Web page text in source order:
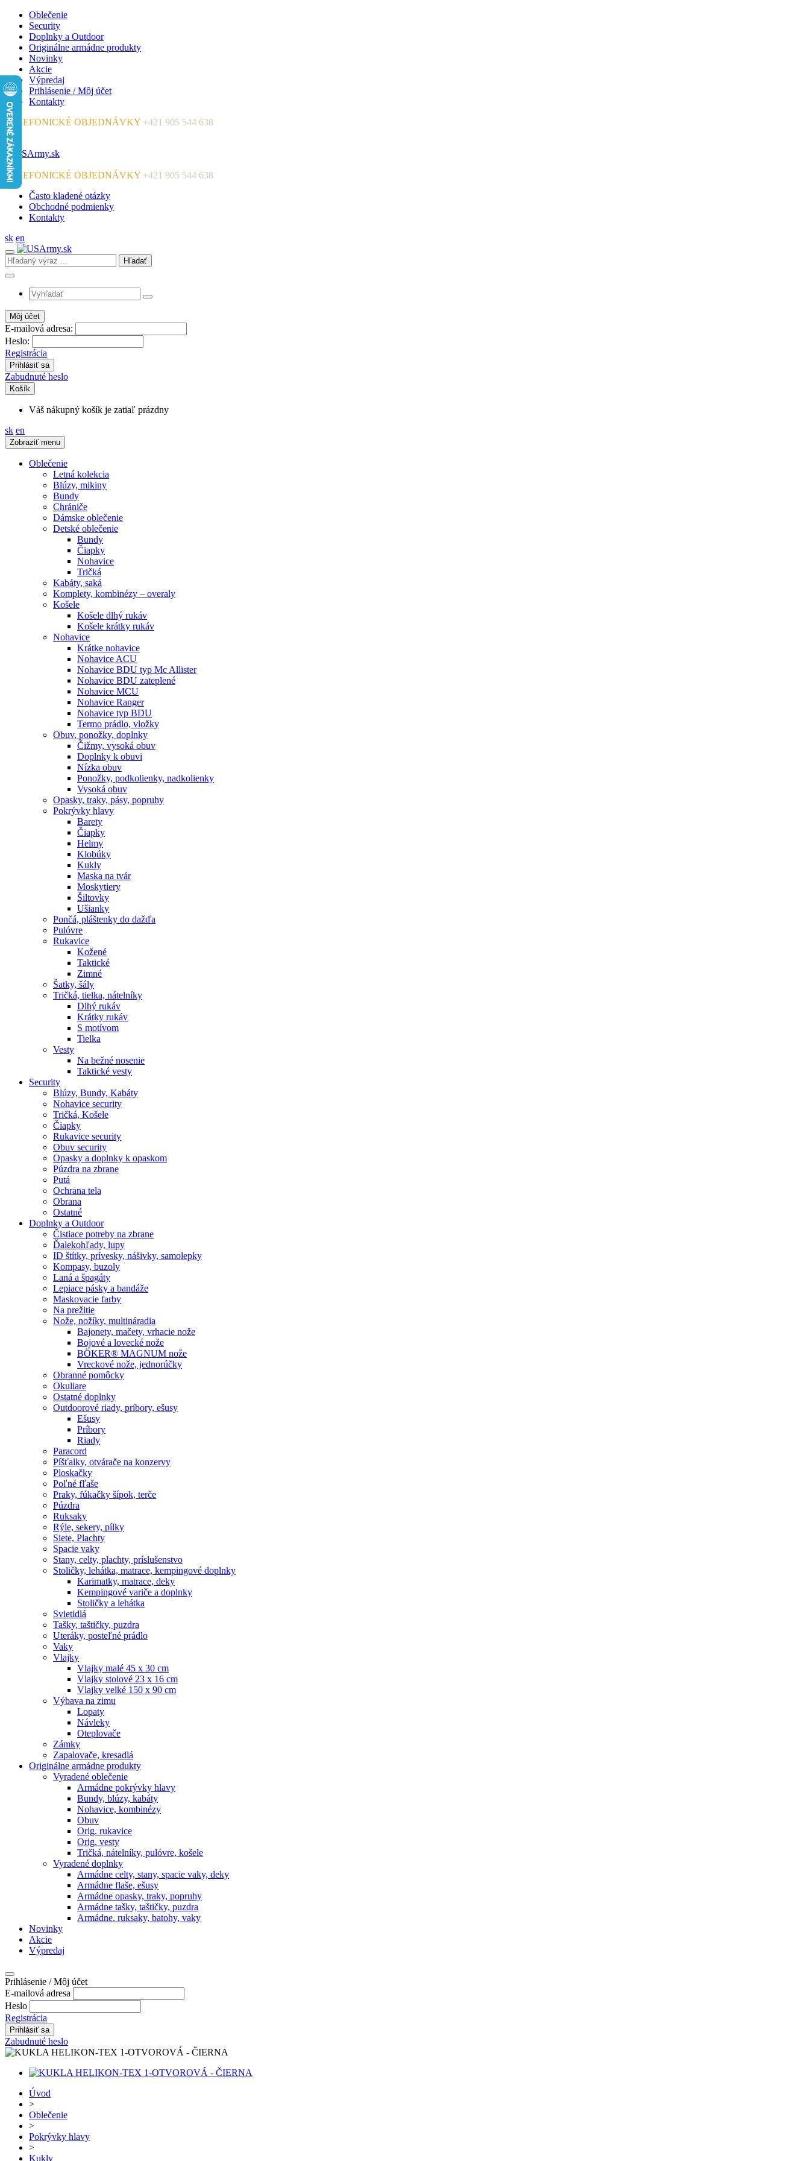
Oblečenie
Security
Doplnky a Outdoor
Originálne armádne produkty
Novinky
Akcie
Výpredaj
Prihlásenie / Môj účet
Kontakty
TELEFONICKÉ OBJEDNÁVKY +421 905 544 638
TELEFONICKÉ OBJEDNÁVKY +421 905 544 638
Často kladené otázky
Obchodné podmienky
Kontakty
sk en
Hľadať
Môj účet
E-mailová adresa:
Heslo:
Registrácia
Zabudnuté heslo
Košík
Váš nákupný košík je zatiaľ prázdny
sk en
Zobraziť menu
Oblečenie
Letná kolekcia
Blúzy, mikiny
Bundy
Chrániče
Dámske oblečenie
Detské oblečenie
Bundy
Čiapky
Nohavice
Tričká
Kabáty, saká
Komplety, kombinézy – overaly
Košele
Košele dlhý rukáv
Košele krátky rukáv
Nohavice
Krátke nohavice
Nohavice ACU
Nohavice BDU typ Mc Allister
Nohavice BDU zateplené
Nohavice MCU
Nohavice Ranger
Nohavice typ BDU
Termo prádlo, vložky
Obuv, ponožky, doplnky
Čižmy, vysoká obuv
Doplnky k obuvi
Nízka obuv
Ponožky, podkolienky, nadkolienky
Vysoká obuv
Opasky, traky, pásy, popruhy
Pokrývky hlavy
Barety
Čiapky
Helmy
Klobúky
Kukly
Maska na tvár
Moskytiery
Šiltovky
Ušianky
Pončá, pláštenky do dažďa
Pulóvre
Rukavice
Kožené
Taktické
Zimné
Šatky, šály
Tričká, tielka, nátelníky
Dlhý rukáv
Krátky rukáv
S motívom
Tielka
Vesty
Na bežné nosenie
Taktické vesty
Security
Blúzy, Bundy, Kabáty
Nohavice security
Tričká, Košele
Čiapky
Rukavice security
Obuv security
Opasky a doplnky k opaskom
Púzdra na zbrane
Putá
Ochrana tela
Obrana
Ostatné
Doplnky a Outdoor
Čistiace potreby na zbrane
Ďalekohľady, lupy
ID štítky, prívesky, nášivky, samolepky
Kompasy, buzoly
Laná a špagáty
Lepiace pásky a bandáže
Maskovacie farby
Na prežitie
Nože, nožíky, multináradia
Bajonety, mačety, vrhacie nože
Bojové a lovecké nože
BÖKER® MAGNUM nože
Vreckové nože, jednorúčky
Obranné pomôcky
Okuliare
Ostatné doplnky
Outdoorové riady, príbory, ešusy
Ešusy
Príbory
Riady
Paracord
Píšťalky, otvárače na konzervy
Ploskačky
Poľné fľaše
Praky, fúkačky šípok, terče
Púzdra
Ruksaky
Rýle, sekery, pílky
Siete, Plachty
Spacie vaky
Stany, celty, plachty, príslušenstvo
Stoličky, lehátka, matrace, kempingové doplnky
Karimatky, matrace, deky
Kempingové variče a doplnky
Stoličky a lehátka
Svietidlá
Tašky, taštičky, puzdra
Uteráky, posteľné prádlo
Vaky
Vlajky
Vlajky malé 45 x 30 cm
Vlajky stolové 23 x 16 cm
Vlajky velké 150 x 90 cm
Výbava na zimu
Lopaty
Návleky
Oteplovače
Zámky
Zapalovače, kresadlá
Originálne armádne produkty
Vyradené oblečenie
Armádne pokrývky hlavy
Bundy, blúzy, kabáty
Nohavice, kombinézy
Obuv
Orig. rukavice
Orig. vesty
Tričká, nátelníky, pulóvre, košele
Vyradené doplnky
Armádne celty, stany, spacie vaky, deky
Armádne flaše, ešusy
Armádne opasky, traky, popruhy
Armádne tašky, taštičky, puzdra
Armádne. ruksaky, batohy, vaky
Novinky
Akcie
Výpredaj
Prihlásenie / Môj účet
E-mailová adresa
Heslo
Registrácia
Zabudnuté heslo
Úvod
>
Oblečenie
>
Pokrývky hlavy
>
Kukly